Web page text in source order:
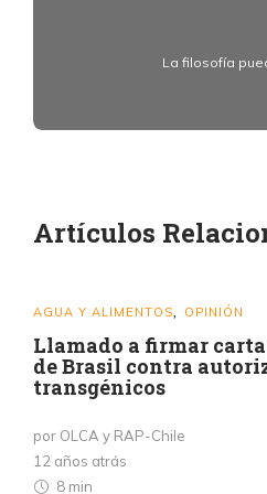
La filosofía
Artículos
AGUA Y ALIMENTOS OPINIÓN
Llamado a firmar
de Brasil contra
transgénicos
por OLCA y RAP-Chile
12 años atrás
8 min